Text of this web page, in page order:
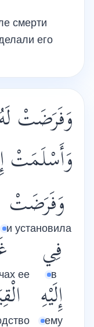
смерти
его
وَفَرَضَتْ
وَأَسْلَمَتْ
وَفَرَضَتْ
и установила
فِي
в
ее
إِلَيْهِ
ему